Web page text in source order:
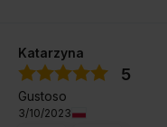
Katarzyna
5
Gustoso
3/10/2023